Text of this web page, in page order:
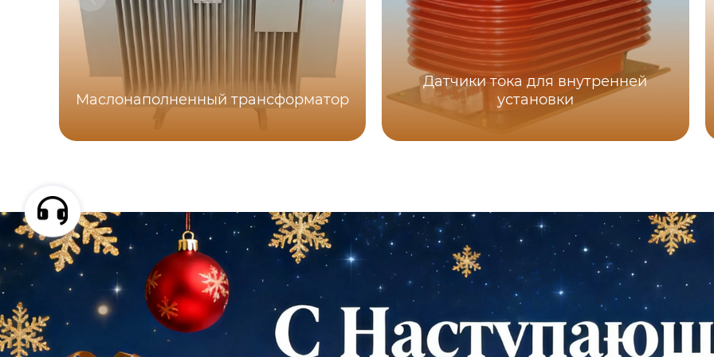
Маслонаполненный трансформатор
Датчики тока для внутренней
установки